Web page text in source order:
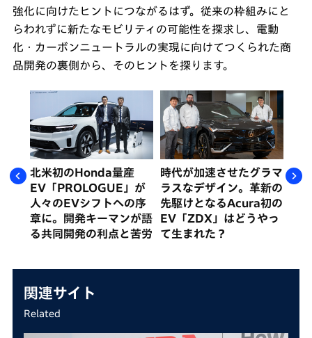
強化に向けたヒントにつながるはず。従来の枠組みにと
らわれずに新たなモビリティの可能性を探求し、電動
化・カーボンニュートラルの実現に向けてつくられた商
品開発の裏側から、そのヒントを探ります。
業
北米初のHonda量産
EV「PROLOGUE」が
人々のEVシフトへの序
章に。開発キーマンが語
る共同開発の利点と苦労
時代が加速させたグラマ
ラスなデザイン。革新の
先駆けとなるAcura初の
EV「ZDX」はどうやっ
て生まれた？
新
し
関連サイト
Related